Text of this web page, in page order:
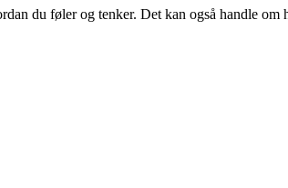
du føler og tenker. Det kan også handle om